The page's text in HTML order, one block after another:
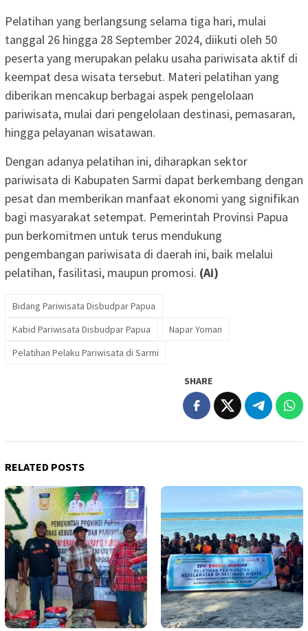
Pelatihan yang berlangsung selama tiga hari, mulai
tanggal 26 hingga 28 September 2024, diikuti oleh 50
peserta yang merupakan pelaku usaha pariwisata aktif di
keempat desa wisata tersebut. Materi pelatihan yang
diberikan mencakup berbagai aspek pengelolaan
pariwisata, mulai dari pengelolaan destinasi, pemasaran,
hingga pelayanan wisatawan.
Dengan adanya pelatihan ini, diharapkan sektor
pariwisata di Kabupaten Sarmi dapat berkembang dengan
pesat dan memberikan manfaat ekonomi yang signifikan
bagi masyarakat setempat. Pemerintah Provinsi Papua
pun berkomitmen untuk terus mendukung
pengembangan pariwisata di daerah ini, baik melalui
pelatihan, fasilitasi, maupun promosi. (Ai)
Bidang Pariwisata Disbudpar Papua
Kabid Pariwisata Disbudpar Papua
Napar Yoman
Pelatihan Pelaku Pariwisata di Sarmi
SHARE
RELATED POSTS